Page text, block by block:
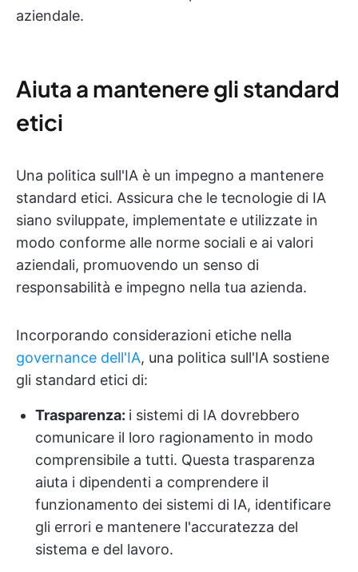
aziendale.
Aiuta a mantenere gli standard
etici
Una politica sull'IA è un impegno a mantenere
standard etici. Assicura che le tecnologie di IA
siano sviluppate, implementate e utilizzate in
modo conforme alle norme sociali e ai valori
aziendali, promuovendo un senso di
responsabilità e impegno nella tua azienda.
Incorporando considerazioni etiche nella
governance dell'IA, una politica sull'IA sostiene
gli standard etici di:
Trasparenza: i sistemi di IA dovrebbero
comunicare il loro ragionamento in modo
comprensibile a tutti. Questa trasparenza
aiuta i dipendenti a comprendere il
funzionamento dei sistemi di IA, identificare
gli errori e mantenere l'accuratezza del
sistema e del lavoro.